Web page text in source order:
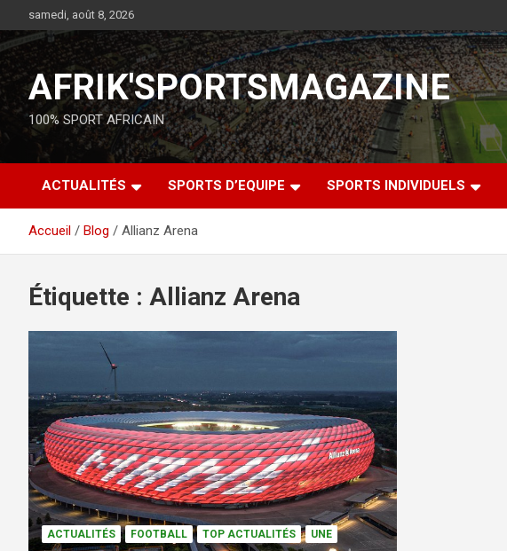
samedi, août 8, 2026
AFRIK'SPORTSMAGAZINE
100% SPORT AFRICAIN
ACTUALITÉS SPORTS D’EQUIPE SPORTS INDIVIDUELS
Accueil Blog Allianz Arena
Étiquette : Allianz Arena
ACTUALITÉS FOOTBALL TOP ACTUALITÉS UNE